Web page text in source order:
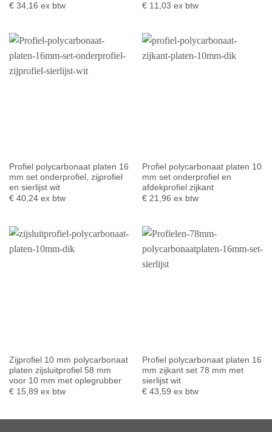
€34,16 ex btw €11,03 ex btw
Profiel polycarbonaat platen 16
mm set onderprofiel, zijprofiel
en sierlijst wit
€40,24 ex btw
Profiel polycarbonaat platen 10
mm set onderprofiel en
afdekprofiel zijkant
€21,96 ex btw
Zijprofiel 10 mm polycarbonaat
platen zijsluitprofiel 58 mm
voor 10 mm met oplegrubber
€15,89 ex btw
Profiel polycarbonaat platen 16
mm zijkant set 78 mm met
sierlijst wit
€43,59 ex btw